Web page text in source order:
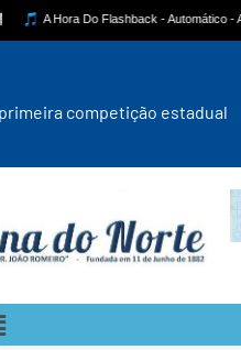
competição estadual